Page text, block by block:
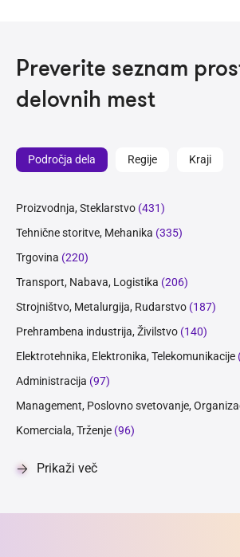
Preverite seznam
delovnih mest
Področja dela Regije Kraji
Proizvodnja, Steklarstvo (431)
Tehnične storitve, Mehanika (335)
Trgovina (220)
Transport, Nabava, Logistika (206)
Strojništvo, Metalurgija, Rudarstvo (187)
Prehrambena industrija, Živilstvo (140)
Elektrotehnika, Elektronika, Telekomunikacije
Administracija (97)
Management, Poslovno svetovanje,
Komerciala, Trženje (96)
Prikaži več